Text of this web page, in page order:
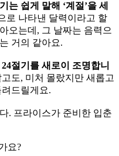
는 쉽게 말해 ‘계절’을 세
로 나타낸 달력이라고 할
오는데, 그 날짜는 음력으
거의 같아요.
절기를 새로이 조명합니
도, 미처 몰랐지만 새롭고
드릴게요.
. 프라이스가 준비한 입춘
요?